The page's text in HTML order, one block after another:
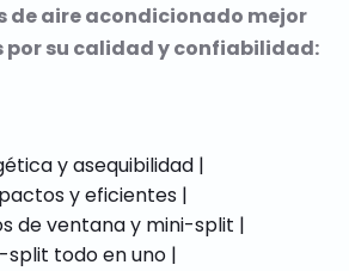
de aire acondicionado mejor
su calidad y confiabilidad:
y asequibilidad |
y eficientes |
de ventana y mini-split |
split todo en uno |